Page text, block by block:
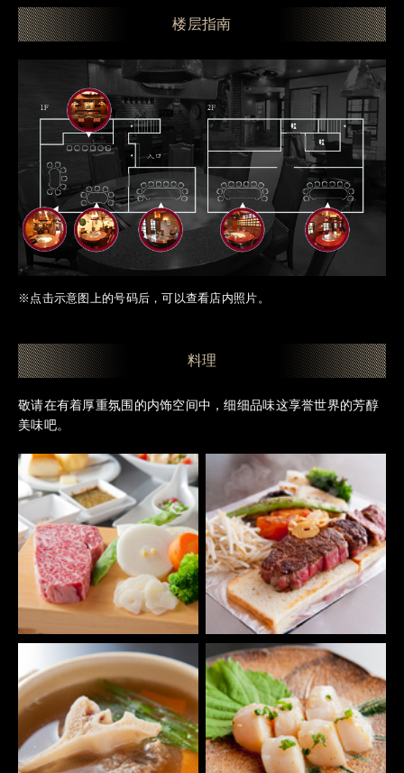
楼层指南
※点击示意图上的号码后，可以查看店内照片。
料理
敬请在有着厚重氛围的内饰空间中，细细品味这享誉世界的芳醇
美味吧。